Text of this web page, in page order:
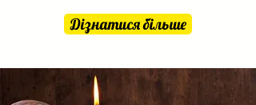
Дізнатися більше